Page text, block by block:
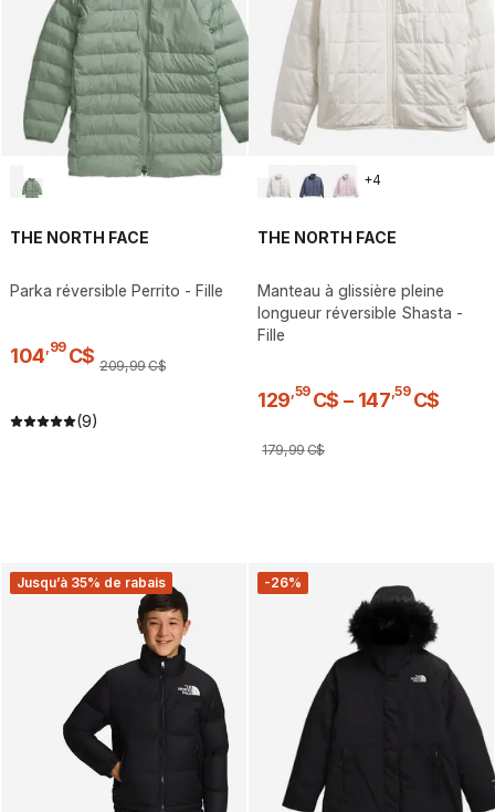
THE NORTH FACE
Parka réversible Perrito - Fille
104,99 C$ 209,99C$
(9)
+4
THE NORTH FACE
Manteau à glissière pleine
longueur réversible Shasta -
Fille
129,59 C$ – 147,59 C$
179,99C$
Jusqu’à 35% de rabais -26%